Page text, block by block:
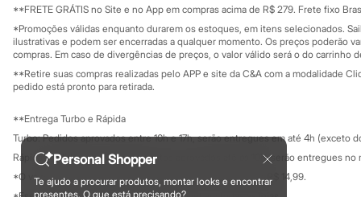
Tratamento
Cuidados com o corpo
Hidratante
Protetor solar
Tratamento
Cuidados com o rosto
Esfoliante
Hidratante
Protetor solar
Tônicos
Maquiagens
Base
Batom
Personal Shopper
Te ajudo a procurar produtos, montar looks e encontrar
presentes. O que está precisando?
Privacidade
Configuração de cookies
Minha privacidade
Educação
Formas de pagamento
**FRETE GRÁTIS no Site e no App em compras acima de R$ 279. Frete fixo
*Promoções válidas enquanto durarem os estoques, em itens selecionados.
ilustrativas e podem ser encerradas a qualquer momento. Os preços poderão
compras. Em caso de divergências de preços, o valor válido será o do carrinho
**Retire suas compras realizadas pelo APP e site da C&A com a modalidade
pedido está pronto para retirada.
**Entrega Turbo e Rápida
Turbo: Pedidos aprovados entre 10h e 17h, serão entregues em até 4h (exceto
Rápida: Pedidos com os pagamentos aprovados até as 10h, serão entregues
*O valor do frete para o turbo é R$ 24,99 e para a rápida é R$ 14,99.